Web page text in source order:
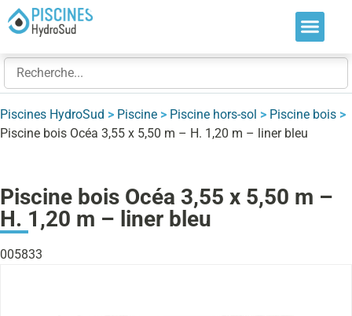
Piscines HydroSud > Piscine > Piscine hors-sol > Piscine bois >
Piscine bois Océa 3,55 x 5,50 m – H. 1,20 m – liner bleu
Piscine bois Océa 3,55 x 5,50 m –
H. 1,20 m – liner bleu
005833